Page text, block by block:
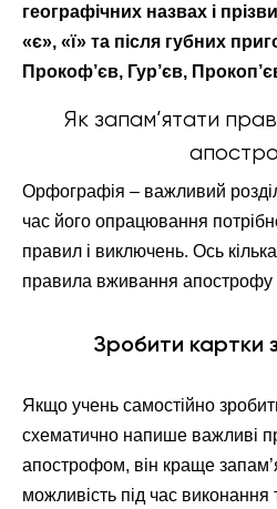
географічних назвах і
«є», «ї» та після губних
Прокоф’єв, Гур’єв,
Як запам’ятати
Орфографія – важливий
час його опрацювання
правил і виключень. Ось
правила вживання
Зробити картки
Якщо учень самостійно
схематично напише важливі
апострофом, він краще
можливість під час